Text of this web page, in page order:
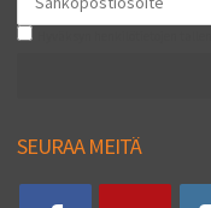
SEURAA MEITÄ